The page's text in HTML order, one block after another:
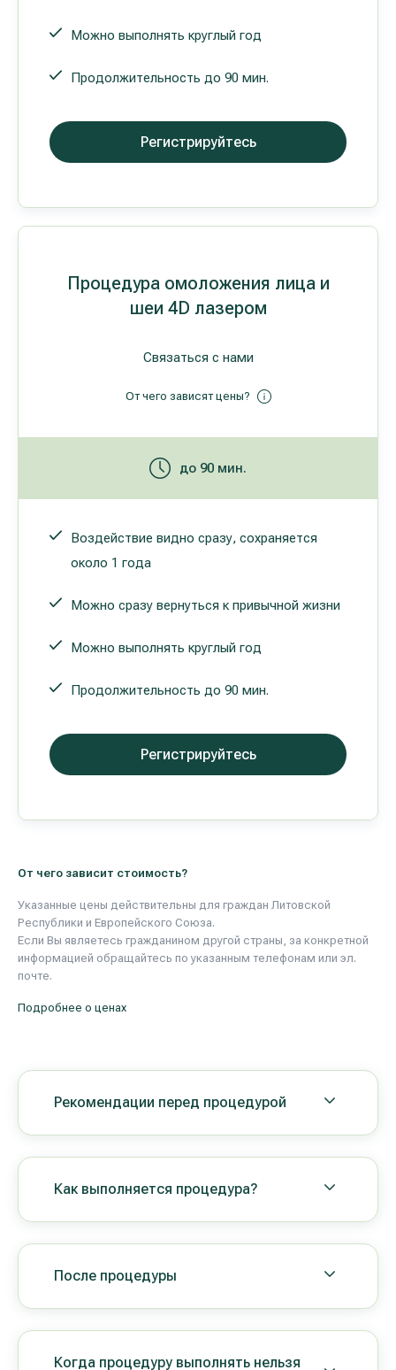
Можно выполнять круглый год
Продолжительность до 90 мин.
Регистрируйтесь
Процедура омоложения лица и
шеи 4D лазером
Связаться с нами
От чего зависят цены?
до 90 мин.
Воздействие видно сразу, сохраняется
около 1 года
Можно сразу вернуться к привычной жизни
Можно выполнять круглый год
Продолжительность до 90 мин.
Регистрируйтесь
От чего зависит стоимость?
Указанные цены действительны для граждан Литовской
Республики и Европейского Союза.
Если Вы являетесь гражданином другой страны, за конкретной
информацией обращайтесь по указанным телефонам или эл.
почте.
Подробнее о ценах
Рекомендации перед процедурой
Как выполняется процедура?
После процедуры
Когда процедуру выполнять нельзя